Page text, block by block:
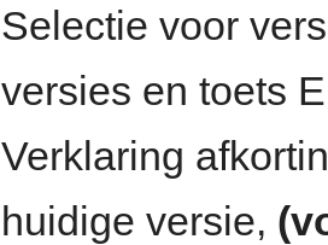
Selectie voor
versies en toets
Verklaring
huidige versie,